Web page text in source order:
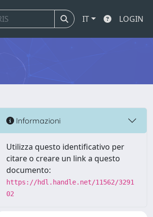
IT LOGIN
Informazioni
Utilizza questo identificativo per
citare o creare un link a questo
documento:
https://hdl.handle.net/11562/3291
02